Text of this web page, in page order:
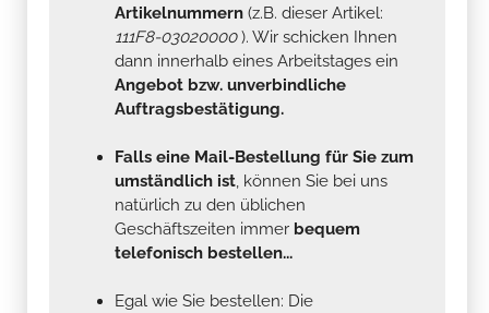
Artikelnummern (z.B. dieser Artikel:
111F8-03020000). Wir schicken Ihnen
dann innerhalb eines Arbeitstages ein
Angebot bzw. unverbindliche
Auftragsbestätigung.
Falls eine Mail-Bestellung für Sie zum
umständlich ist, können Sie bei uns
natürlich zu den üblichen
Geschäftszeiten immer bequem
telefonisch bestellen...
Egal wie Sie bestellen: Die